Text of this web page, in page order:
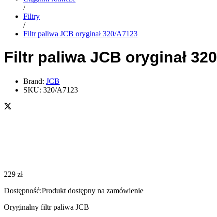
/
Filtry
/
Filtr paliwa JCB oryginał 320/A7123
Filtr paliwa JCB oryginał
Brand: JCB
SKU: 320/A7123
229 zł
Dostępność:Produkt dostępny na zamówienie
Oryginalny filtr paliwa JCB